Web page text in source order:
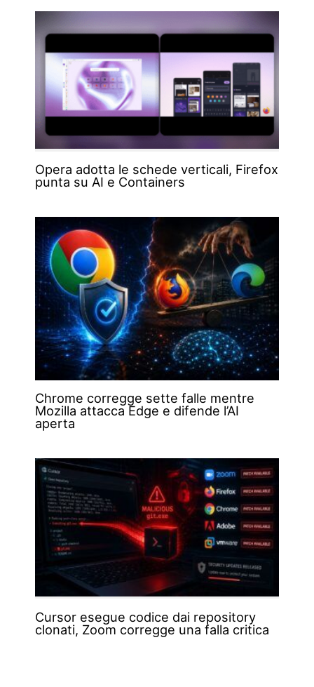
Opera adotta le schede verticali, Firefox
punta su AI e Containers
Chrome corregge sette falle mentre
Mozilla attacca Edge e difende l’AI
aperta
Cursor esegue codice dai repository
clonati, Zoom corregge una falla critica